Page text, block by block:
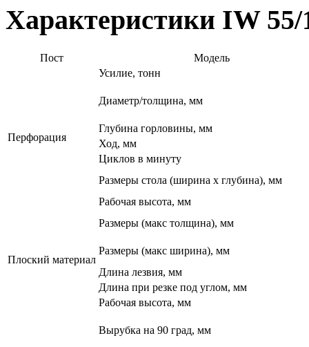
Характеристики IW 55/
Пост Модель
Перфорация
Усилие, тонн
Диаметр/толщина, мм
Глубина горловины, мм
Ход, мм
Циклов в минуту
Размеры стола (ширина х глубина), мм
Рабочая высота, мм
Плоский материал
Размеры (макс толщина), мм
Размеры (макс ширина), мм
Длина лезвия, мм
Длина при резке под углом, мм
Рабочая высота, мм
Вырубка на 90 град, мм